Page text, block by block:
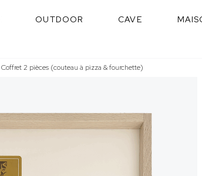
OUTDOOR CAVE
Coffret 2 pièces (couteau à pizza & fourchette)